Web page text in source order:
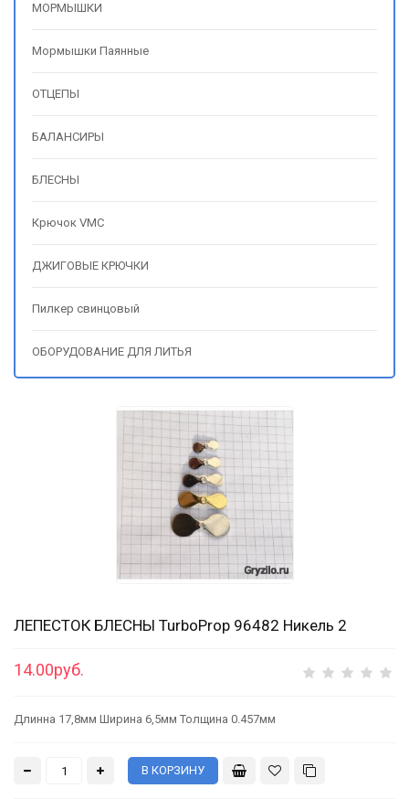
МОРМЫШКИ
Мормышки Паянные
ОТЦЕПЫ
БАЛАНСИРЫ
БЛЕСНЫ
Крючок VMC
ДЖИГОВЫЕ КРЮЧКИ
Пилкер свинцовый
ОБОРУДОВАНИЕ ДЛЯ ЛИТЬЯ
ЛЕПЕСТОК БЛЕСНЫ TurboProp 96482 Никель 2
14.00руб.
Длинна 17,8мм Ширина 6,5мм Толщина 0.457мм